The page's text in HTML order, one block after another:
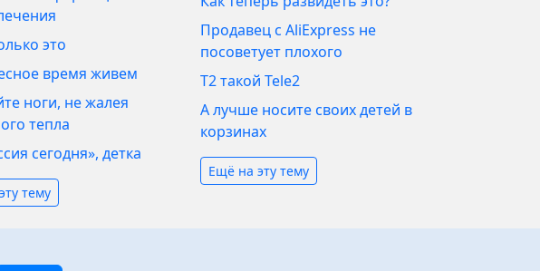
это
время живем
ноги, не жалея
тепла
сегодня», детка
тему
Продавец с AliExpress не
посоветует плохого
T2 такой Tele2
А лучше носите своих детей в
корзинах
Ещё на эту тему